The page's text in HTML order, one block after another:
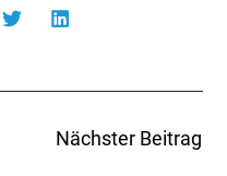
Nächster Beitrag